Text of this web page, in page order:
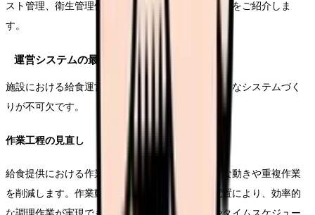
スト管理、衛生管理体制まで、実践的な効率化手法をご紹介しま
す。
運営システムの最適化
施設における給食運営を効率化するためには、適切なシステムづく
りが不可欠です。
作業工程の見直し
給食提供における作業工程を細かく分析し、ムダな動きや重複作業
を削減します。作業動線の改善や機器の適切な配置により、効率的